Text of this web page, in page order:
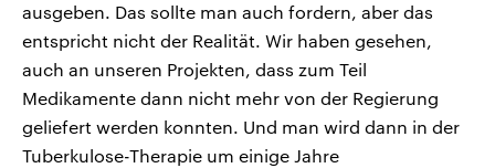
ausgeben. Das sollte man auch fordern, aber das
entspricht nicht der Realität. Wir haben gesehen,
auch an unseren Projekten, dass zum Teil
Medikamente dann nicht mehr von der Regierung
geliefert werden konnten. Und man wird dann in der
Tuberkulose-Therapie um einige Jahre